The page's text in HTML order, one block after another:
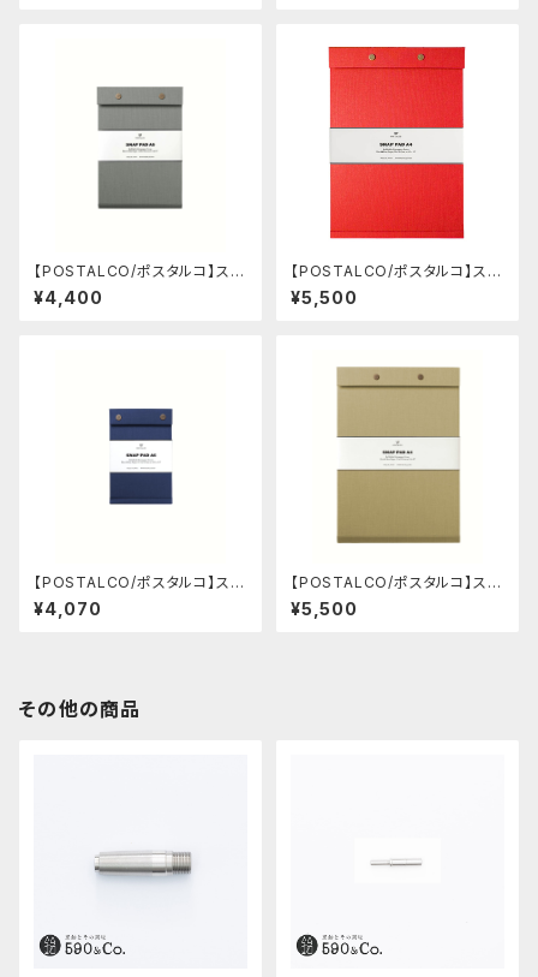
【POSTALCO/ポスタルコ】スナ
ップパッド SQ A5 (Ash Gray)
¥4,400
【POSTALCO/ポスタルコ】スナ
ップパッド SQ A4 (Signal Re
d)
¥5,500
【POSTALCO/ポスタルコ】スナ
ップパッド SQ A6 (Royal Blu
e)
¥4,070
【POSTALCO/ポスタルコ】スナ
ップパッド SQ A4 (Light Beig
e)
¥5,500
その他の商品